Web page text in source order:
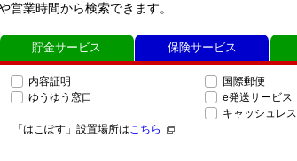
営業時間から検索できます。
内容証明
ゆうゆう窓口
「はこぽす」設置場所はこちら
国際郵便
e発送サービス
キャッシュレス
貯金サービス 保険サービス